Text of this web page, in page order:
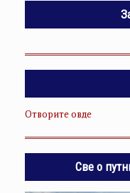
Отворите овде
Све о